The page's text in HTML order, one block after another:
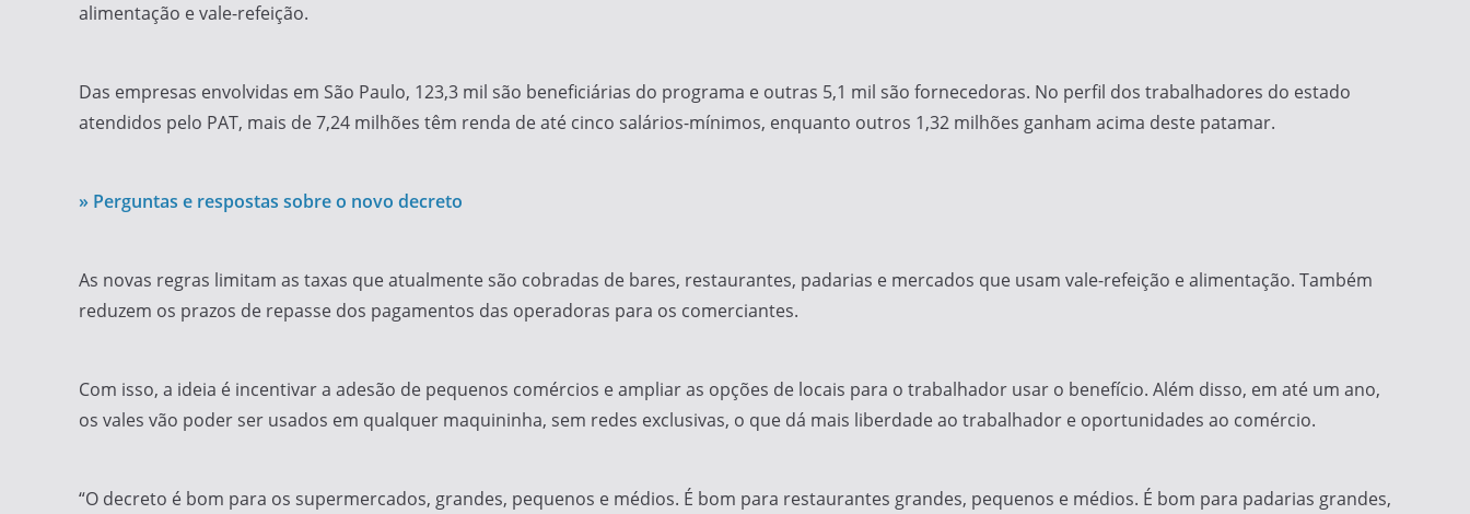
alimentação e vale-refeição.
Das empresas envolvidas em São Paulo, 123,3 mil são beneficiárias do programa e outras 5,1 mil são fornecedoras. No perfil dos trabalhadores do estado
atendidos pelo PAT, mais de 7,24 milhões têm renda de até cinco salários-mínimos, enquanto outros 1,32 milhões ganham acima deste patamar.
» Perguntas e respostas sobre o novo decreto
As novas regras limitam as taxas que atualmente são cobradas de bares, restaurantes, padarias e mercados que usam vale-refeição e alimentação. Também
reduzem os prazos de repasse dos pagamentos das operadoras para os comerciantes.
Com isso, a ideia é incentivar a adesão de pequenos comércios e ampliar as opções de locais para o trabalhador usar o benefício. Além disso, em até um ano,
os vales vão poder ser usados em qualquer maquininha, sem redes exclusivas, o que dá mais liberdade ao trabalhador e oportunidades ao comércio.
“O decreto é bom para os supermercados, grandes, pequenos e médios. É bom para restaurantes grandes, pequenos e médios. É bom para padarias grandes,